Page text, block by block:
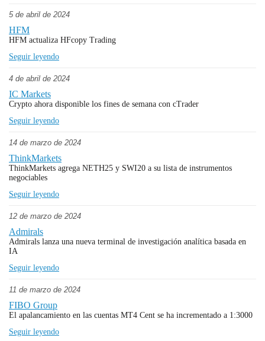
5 de abril de 2024
HFM
HFM actualiza HFcopy Trading
Seguir leyendo
4 de abril de 2024
IC Markets
Crypto ahora disponible los fines de semana con cTrader
Seguir leyendo
14 de marzo de 2024
ThinkMarkets
ThinkMarkets agrega NETH25 y SWI20 a su lista de instrumentos
negociables
Seguir leyendo
12 de marzo de 2024
Admirals
Admirals lanza una nueva terminal de investigación analítica basada en
IA
Seguir leyendo
11 de marzo de 2024
FIBO Group
El apalancamiento en las cuentas MT4 Cent se ha incrementado a 1:3000
Seguir leyendo